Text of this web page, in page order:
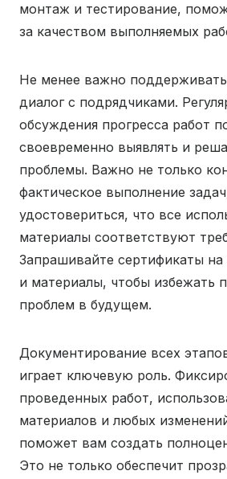
монтаж и тестирование,
за качеством выполняемых
Не менее важно
диалог с подрядчиками.
обсуждения прогресса работ
своевременно выявлять и
проблемы. Важно не только
фактическое выполнение
удостовериться, что все
материалы соответствуют
Запрашивайте сертификаты на
и материалы, чтобы избежать
проблем в будущем.
Документирование всех
играет ключевую роль.
проведенных работ,
материалов и любых
поможет вам создать
Это не только обеспечит